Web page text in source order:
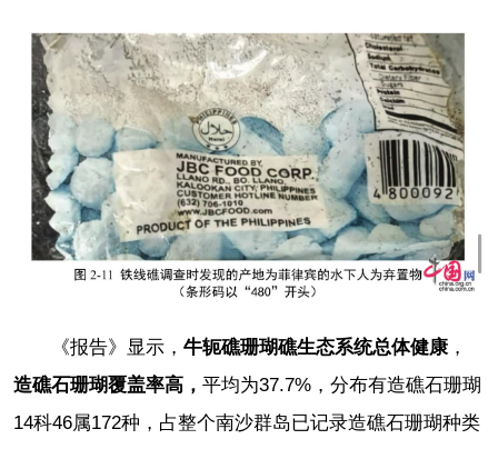
《报告》显示， 牛轭礁珊瑚礁生态系统总体健康，
造礁石珊瑚覆盖率高， 平均为37.7%，分布有造礁石珊瑚
14科46属172种，占整个南沙群岛已记录造礁石珊瑚种类